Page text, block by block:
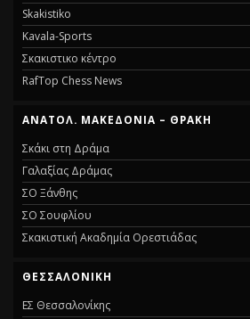
Skakistiko
Kavala-Sports
Σκακιστικο κέντρο
RafTop Chess News
ΑΝΑΤΟΛ. ΜΑΚΕΔΟΝΊΑ – ΘΡΆΚΗ
Σκάκι στη Δράμα
Γαλαξίας Δράμας
ΣΟ Ξάνθης
ΣΟ Σουφλίου
Σκακιστική Ακαδημία Ορεστιάδας
ΘΕΣΣΑΛΟΝΊΚΗ
ΕΣ Θεσσαλονίκης